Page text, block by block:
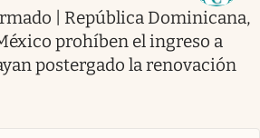
| República Dominicana,
prohíben el ingreso a
postergado la renovación